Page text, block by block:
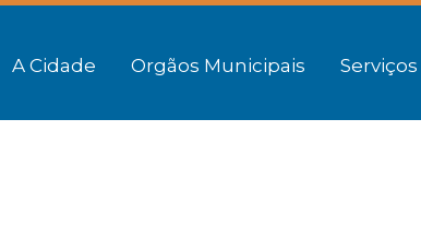
A Cidade Orgãos Municipais Serviços